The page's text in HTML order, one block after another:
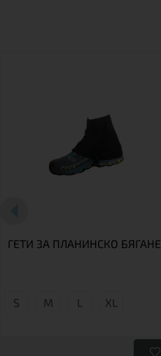
ГЕТИ ЗА ПЛАНИНСКО БЯГАНЕ
S М L XL